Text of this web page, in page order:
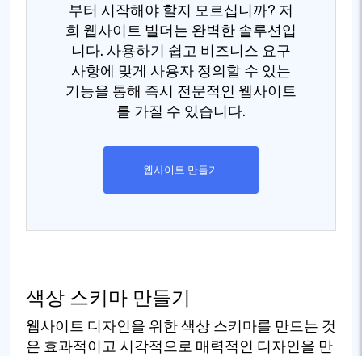
부터 시작해야 할지 모르십니까? 저
희 웹사이트 빌더는 완벽한 솔루션입
니다. 사용하기 쉽고 비즈니스 요구
사항에 맞게 사용자 정의할 수 있는
기능을 통해 즉시 전문적인 웹사이트
를 가질 수 있습니다.
웹사이트 만들기
색상 스키마 만들기
웹사이트 디자인을 위한 색상 스키마를 만드는 것
은 효과적이고 시각적으로 매력적인 디자인을 만